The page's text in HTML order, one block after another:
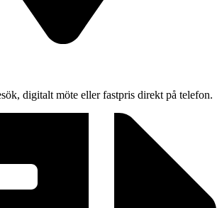
digitalt möte eller fastpris direkt på telefon.